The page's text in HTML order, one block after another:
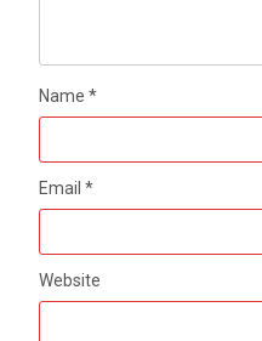
Name*
Email*
Website